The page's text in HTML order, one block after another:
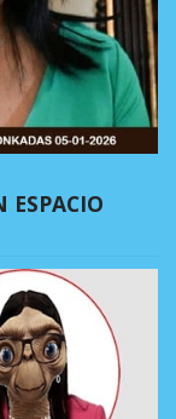
ESPACIO